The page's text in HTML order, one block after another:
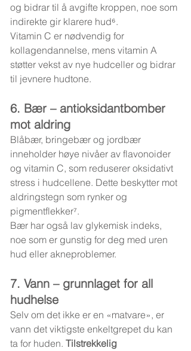
og bidrar til å avgifte kroppen, noe som
indirekte gir klarere hud⁶.
Vitamin C er nødvendig for
kollagendannelse, mens vitamin A
støtter vekst av nye hudceller og bidrar
til jevnere hudtone.
6. Bær – antioksidantbomber
mot aldring
Blåbær, bringebær og jordbær
inneholder høye nivåer av flavonoider
og vitamin C, som reduserer oksidativt
stress i hudcellene. Dette beskytter mot
aldringstegn som rynker og
pigmentflekker⁷.
Bær har også lav glykemisk indeks,
noe som er gunstig for deg med uren
hud eller akneproblemer.
7. Vann – grunnlaget for all
hudhelse
Selv om det ikke er en «matvare», er
vann det viktigste enkeltgrepet du kan
ta for huden. Tilstrekkelig